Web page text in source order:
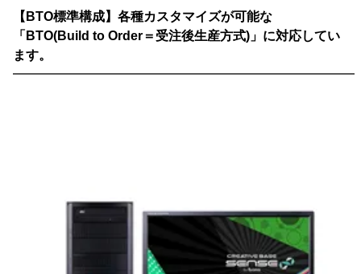
【BTO標準構成】各種カスタマイズが可能な
「BTO(Build to Order＝受注後生産方式)」に対応してい
ます。